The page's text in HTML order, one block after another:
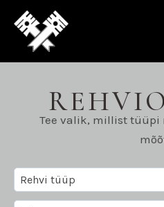
Tee valik, millist tüüpi